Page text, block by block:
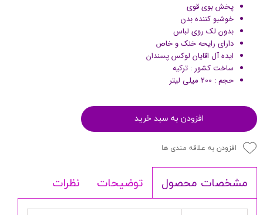
پخش بوی قوی
خوشبو کننده بدن
بدون لک روی لباس
دارای رایحه خنک و خاص
ایده آل اقایان لوکس پسندان
ساخت کشور : ترکیه
حجم : 200 میلی لیتر
افزودن به سبد خرید
افزودن به علاقه مندی ها
مشخصات محصول توضیحات نظرات